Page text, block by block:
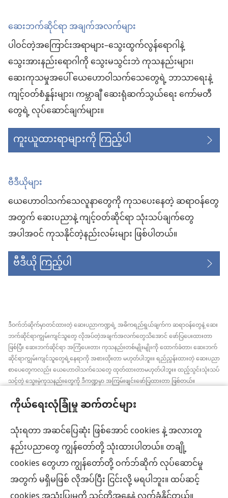
ကိုယ်ရေးလုံခြုံမှု ဆက်တင်များ
သုံးရတာ အဆင်ပြေဆုံး ဖြစ်အောင် cookies နဲ့ အလားတူ
နည်းပညာတွေ ကျွန်တော်တို့ သုံးထားပါတယ်။ တချို့
cookies တွေဟာ ကျွန်တော်တို့ ဝက်ဘ်ဆိုက် လုပ်ဆောင်မှု
အတွက် မရှိမဖြစ် လိုအပ်ပြီး ငြင်းလို့ မရပါဘူး။ ထပ်ဆင့်
ဆေးဘက်ဆိုင်ရာ အချက်အလက်များ
ပါဝင်တဲ့အကြောင်းအရာများ–သွေးထွက်လွန်ရောဂါနဲ့
သွေးအားနည်းရောဂါကို သွေးမသွင်းဘဲ ကုသနည်းများ၊
ဆေးကုသမှုအပေါ် ယေဟောဝါသက်သေတွေရဲ့ ဘာသာရေးနဲ့
ကျင့်ဝတ်စံနှုန်းများ၊ ကမ္ဘာချီ ဆေးရုံဆက်သွယ်ရေး ကော်မတီ
တွေရဲ့ လုပ်ဆောင်ချက်များ။
ကူးယူထားရာများကို ကြည့်ပါ
ဗီဒီယိုများ
ယေဟောဝါသက်သေလူနာတွေကို ကုသပေးနေတဲ့ ဆရာဝန်တွေ
အတွက် ဆေးပညာနဲ့ ကျင့်ဝတ်ဆိုင်ရာ သုံးသပ်ချက်တွေ
အပါအဝင် ကုသနိုင်တဲ့နည်းလမ်းများ ဖြစ်ပါတယ်။
ဗီဒီယို ကြည့်ပါ
ဒီဝက်ဘ်ဆိုက်မှာတင်ထားတဲ့ ဆေးပညာကဏ္ဍရဲ့ အဓိကရည်ရွယ်ချက်က ဆရာဝန်တွေနဲ့ ဆေး
ဘက်ဆိုင်ရာကျွမ်းကျင်သူတွေ လိုအပ်တဲ့အချက်အလက်တွေသိအောင် ဖော်ပြပေးထားတာ
ဖြစ်ပြီး ဆေးဘက်ဆိုင်ရာ အကြံပေးတာ၊ ကုသနည်းတစ်မျိုးမျိုးကို ထောက်ခံတာ၊ ဆေးဘက်
ဆိုင်ရာကျွမ်းကျင်သူတွေရဲ့နေရာကို အစားထိုးတာ မဟုတ်ပါဘူး။ ရည်ညွှန်းထားတဲ့ ဆေးပညာ
စာပေတွေကလည်း ယေဟောဝါသက်သေတွေ ထုတ်ထားတာမဟုတ်ပါဘူး။ ထည့်သွင်းသုံးသပ်
သင့်တဲ့ သွေးမဲ့ကုသနည်းတွေကို ဒီကဏ္ဍမှာ အကြမ်းဖျင်းဖော်ပြထားတာ ဖြစ်တယ်။
အခြေအနေနဲ့ပတ်သက်ပြီး လူနာရှင်တွေရဲ့ ဆန္ဒ၊ ဘာသာရေးယုံကြည်ချက်အတိုင်း လုပ်ဆောင်
ပေးဖို့က ဆေးဘက်ဆိုင်ရာကျွမ်းကျင်သူတစ်ဦးချင်းစီရဲ့တာဝန် ဖြစ်ပါတယ်။ ဒီကဏ္ဍထဲက
အကြံပြုချက်အားလုံးဟာ လူနာအားလုံးအတွက် သင့်တော်တာ၊ လက်ခံနိုင်စရာ ဖြစ်ချင်မှဖြစ်
ပါလိမ့်မယ်။
လူနာများ– ကျန်းမာရေးအခြေအနေ၊ ကုသနည်းတွေနဲ့ပတ်သက်ပြီး ဆရာဝန်တွေ၊ ဆေးဘက်
ဆိုင်ရာကျွမ်းကျင်သူတွေနဲ့ အမြဲဆွေးနွေးပါ။ ကျန်းမာရေးမကောင်းဘူးလို့ထင်ရင် ဆရာဝန်နဲ့
ပြပါ။
လိုက်နာရန်စည်းကမ်းများနဲ့အညီ ဒီဝက်ဘ်ဆိုက်ကို အသုံးပြုရပါမယ်။